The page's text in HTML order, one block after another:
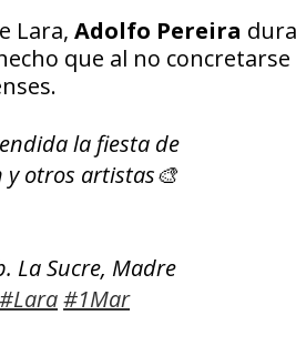
Lara, Adolfo Pereira
que al no concretarse
la fiesta de
y otros artistas🎨
La Sucre, Madre
#Lara#1Mar